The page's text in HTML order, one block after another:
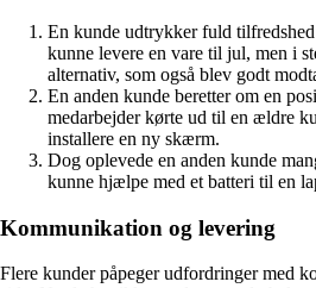
En kunde udtrykker fuld
kunne levere en vare til jul, men i
alternativ, som også blev godt
En anden kunde beretter om en
medarbejder kørte ud til en ældre
installere en ny skærm.
Dog oplevede en anden kunde
kunne hjælpe med et batteri til en
Kommunikation og levering
Flere kunder påpeger udfordringer med